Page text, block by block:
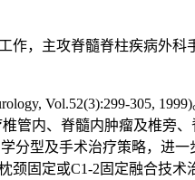
作，主攻脊髓脊柱疾病外
Vol.52(3):299-305,
管内、脊髓内肿瘤及椎旁
型及手术治疗策略，进一
固定或C1-2固定融合技术